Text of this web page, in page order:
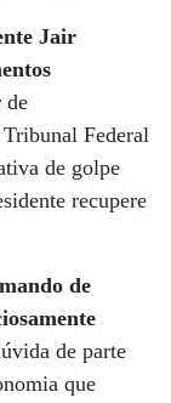
Jair
de
Federal
de golpe
recupere
de
de parte
que